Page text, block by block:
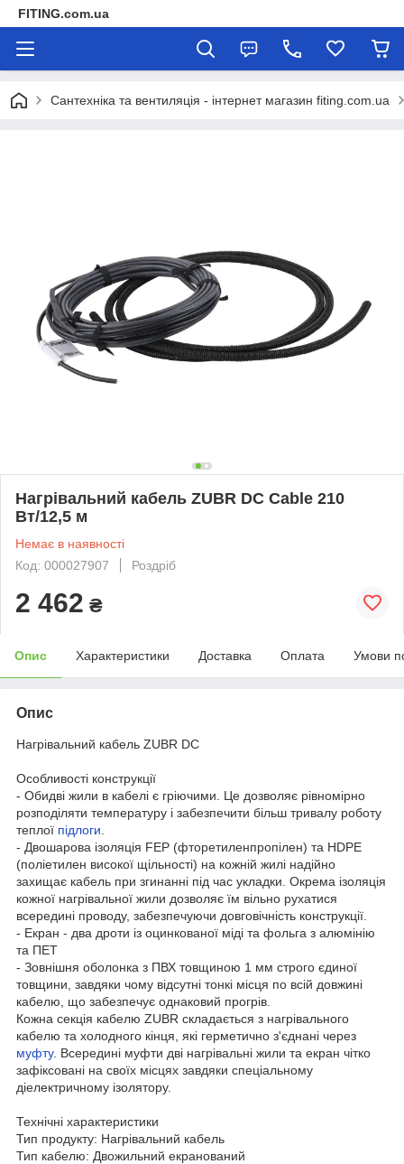
FITING.com.ua
Сантехніка та вентиляція - інтернет магазин fiting.com.ua
Нагрівальний кабель ZUBR DC Cable 210
Вт/12,5 м
Немає в наявності
Код: 000027907
Роздріб
2 462 ₴
Опис Характеристики Доставка Оплата Умови
Опис
Нагрівальний кабель ZUBR DC
Особливості конструкції
- Обидві жили в кабелі є гріючими. Це дозволяє рівномірно
розподіляти температуру і забезпечити більш тривалу роботу
теплої підлоги
- Двошарова ізоляція FEP (фторетиленпропілен) та HDPE
(поліетилен високої щільності) на кожній жилі надійно
захищає кабель при згинанні під час укладки. Окрема ізоляція
кожної нагрівальної жили дозволяє їм вільно рухатися
всередині проводу, забезпечуючи довговічність конструкції.
- Екран - два дроти із оцинкованої міді та фольга з алюмінію
та ПЕТ
- Зовнішня оболонка з ПВХ товщиною 1 мм строго єдиної
товщини, завдяки чому відсутні тонкі місця по всій довжині
кабелю, що забезпечує однаковий прогрів.
Кожна секція кабелю ZUBR складається з нагрівального
кабелю та холодного кінця, які герметично з'єднані через
муфту. Всередині муфти дві нагрівальні жили та екран чітко
зафіксовані на своїх місцях завдяки спеціальному
діелектричному ізолятору.
Технічні характеристики
Тип продукту: Нагрівальний кабель
Тип кабелю: Двожильний екранований